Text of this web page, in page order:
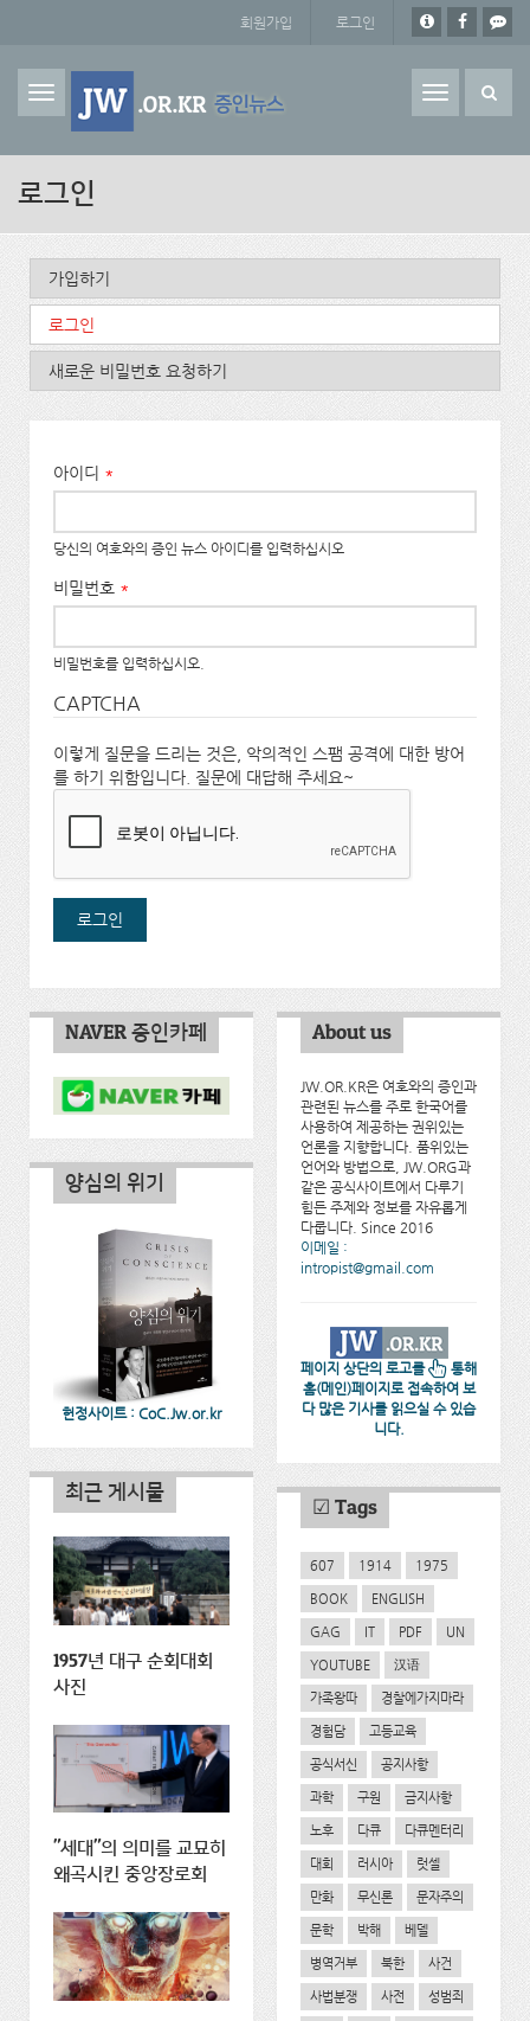
회원가입 로그인
Toggle
navigation
로그인
기본탭
가입하기
로그인
새로운 비밀번호 요청하기
아이디 *
당신의 여호와의 증인 뉴스 아이디를 입력하십시오
비밀번호 *
비밀번호를 입력하십시오.
CAPTCHA
이렇게 질문을 드리는 것은, 악의적인 스팸 공격에 대한 방어
를 하기 위함입니다. 질문에 대답해 주세요~
NAVER 증인카페 About us
JW.OR.KR은 여호와의 증인과
관련된 뉴스를 주로 한국어를
사용하여 제공하는 권위있는
언론을 지향합니다. 품위있는
언어와 방법으로, JW.ORG과
같은 공식사이트에서 다루기
힘든 주제와 정보를 자유롭게
다룹니다. Since 2016
이메일 :
intropist@gmail.com
페이지 상단의 로고를
통해
홈(메인)페이지로 접속하여 보
다 많은 기사를 읽으실 수 있습
니다.
양심의 위기
헌정사이트 : CoC.Jw.or.kr
최근 게시물
1957년 대구 순회대회
사진
"세대"의 의미를 교묘히
왜곡시킨 중앙장로회
☑ Tags
607 1914 1975
BOOK ENGLISH
GAG IT PDF UN
YOUTUBE 汉语
가족왕따 경찰에가지마라
경험담 고등교육
공식서신 공지사항
과학 구원 금지사항
노후 다큐 다큐멘터리
대회 러시아 럿셀
만화 무신론 문자주의
문학 박해 베델
병역거부 북한 사건
사법분쟁 사전 성범죄